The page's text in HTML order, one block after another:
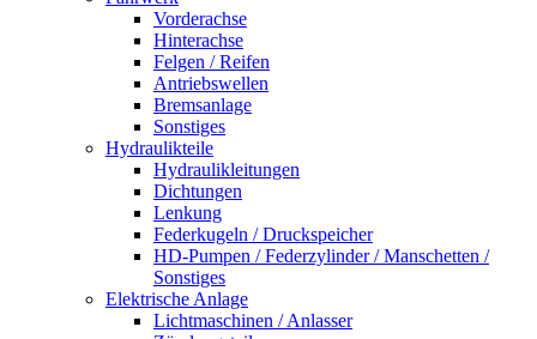
Vorderachse
Hinterachse
Felgen / Reifen
Antriebswellen
Bremsanlage
Sonstiges
Hydraulikteile
Hydraulikleitungen
Dichtungen
Lenkung
Federkugeln / Druckspeicher
HD-Pumpen / Federzylinder / Manschetten /
Sonstiges
Elektrische Anlage
Lichtmaschinen / Anlasser